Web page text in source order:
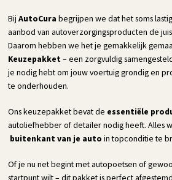
BijAutoCura begrijpen we dat het soms
aanbod van autoverzorgingsproducten de
Daarom hebben we het je gemakkelijk
Keuzepakket– een zorgvuldig
je nodig hebt om jouw voertuig grondig en
te onderhouden.
Ons keuzepakket bevat de essentiële
autoliefhebber of detailer nodig heeft. Alles
buitenkant van je auto in topconditie te
Of je nu net begint met autopoetsen of
startpunt wilt – dit pakket is perfect